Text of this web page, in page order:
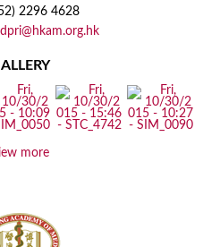
2296 4628
more